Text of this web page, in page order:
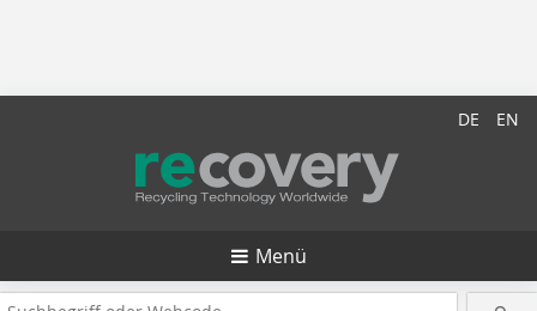
DE EN
Menü